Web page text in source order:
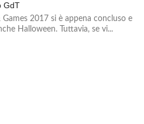
GdT
2017 si è appena concluso e
Halloween. Tuttavia, se vi...